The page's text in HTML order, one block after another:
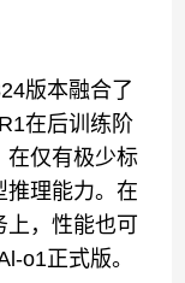
版本融合了
在后训练阶
在仅有极少标
推理能力。在
，性能也可
o1正式版。